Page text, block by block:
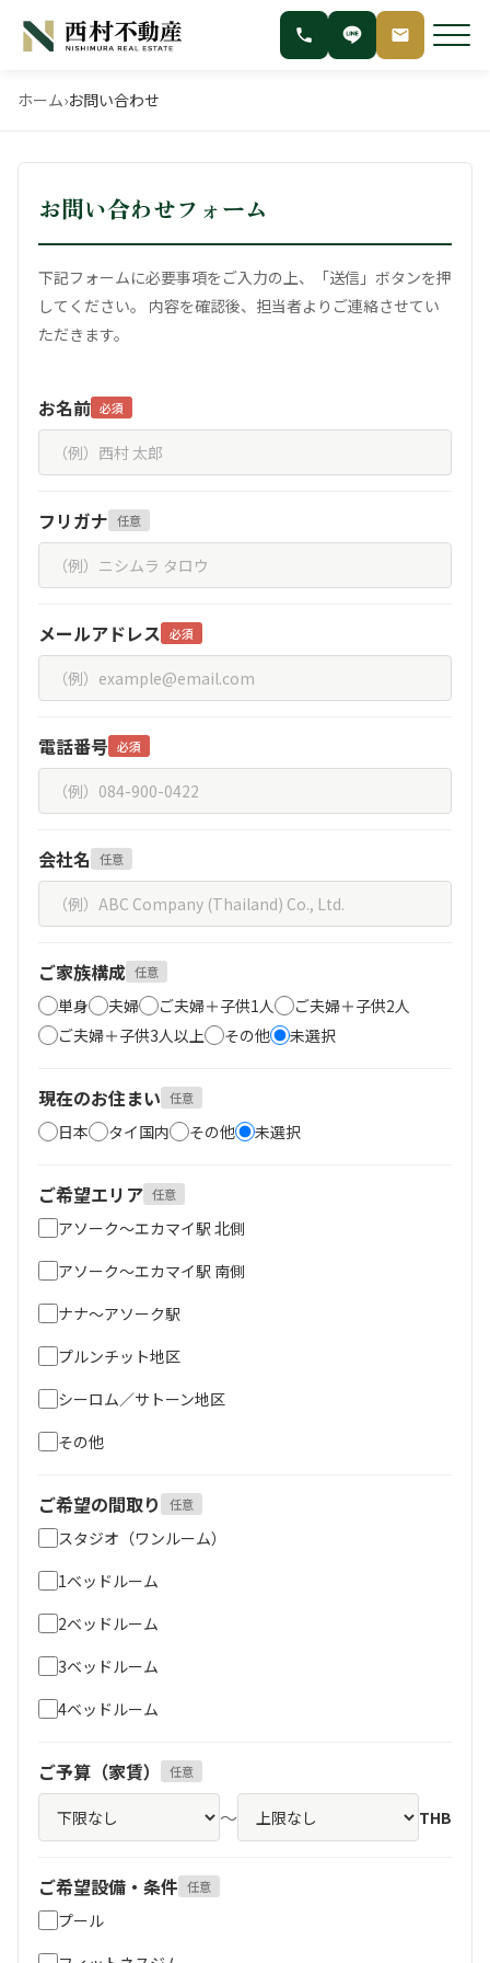
ホーム›お問い合わせ
お問い合わせフォーム
下記フォームに必要事項をご入力の上、「送信」ボタンを押
してください。
内容を確認後、担当者よりご連絡させてい
ただきます。
お名前 必須
フリガナ 任意
メールアドレス 必須
電話番号 必須
会社名 任意
ご家族構成 任意
単身 夫婦 ご夫婦＋子供1人
ご夫婦＋子供2人
ご夫婦＋子供3人以上
その他 未選択
現在のお住まい 任意
日本 タイ国内 その他 未選択
ご希望エリア 任意
アソーク～エカマイ駅 北側
アソーク～エカマイ駅 南側
ナナ～アソーク駅
プルンチット地区
シーロム／サトーン地区
その他
ご希望の間取り 任意
スタジオ（ワンルーム）
1ベッドルーム
2ベッドルーム
3ベッドルーム
4ベッドルーム
ご予算（家賃） 任意
～ THB
ご希望設備・条件 任意
プール